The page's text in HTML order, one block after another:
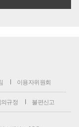
이용자위원회
규정 불편신고